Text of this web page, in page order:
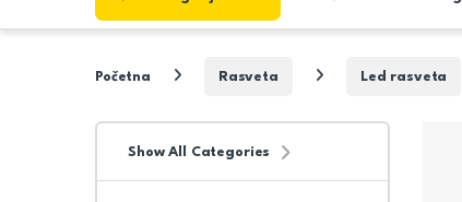
Početna Rasveta Led rasveta
Show All Categories